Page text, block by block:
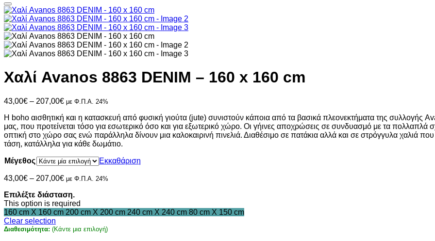
Χαλί Avanos 8863 DENIM – 160 x 160 cm
43,00€ – 207,00€Price
43,00€
through
207,00€
με Φ.Π.Α. 24%
Η boho αισθητική και η κατασκευή από φυσική γιούτα (jute) συνιστούν κάποια από τα βασικά πλεονεκτήματα της συλλογής
μας, που προτείνεται τόσο για εσωτερικό όσο και για εξωτερικό χώρο. Οι γήινες αποχρώσεις σε συνδυασμό με τα πολλαπλά
οπτική στο χώρο σας ενώ παράλληλα δίνουν μια καλοκαιρινή πινελιά. Διαθέσιμο σε πατάκια αλλά και σε στρόγγυλα χαλιά που
τάση, κατάλληλα για κάθε δωμάτιο.
Μέγεθος Εκκαθάριση
43,00€ – 207,00€Price
43,00€
through
207,00€
με Φ.Π.Α. 24%
Επιλέξτε διάσταση.
This option is required
160 cm X 160 cm 200 cm X 200 cm 240 cm X 240 cm 80 cm X 150 cm
Clear selection
Διαθεσιμότητα: (Κάντε μια επιλογή)